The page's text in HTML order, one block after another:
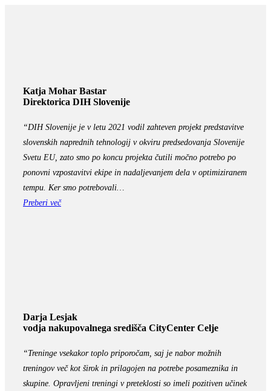
Katja Mohar Bastar
Direktorica DIH Slovenije
“DIH Slovenije je v letu 2021 vodil zahteven projekt predstavitve
slovenskih naprednih tehnologij v okviru predsedovanja Slovenije
Svetu EU, zato smo po koncu projekta čutili močno potrebo po
ponovni vzpostavitvi ekipe in nadaljevanjem dela v optimiziranem
tempu. Ker smo potrebovali…
Preberi več
Darja Lesjak
vodja nakupovalnega središča CityCenter Celje
“Treninge vsekakor toplo priporočam, saj je nabor možnih
treningov več kot širok in prilagojen na potrebe posameznika in
skupine. Opravljeni treningi v preteklosti so imeli pozitiven učinek